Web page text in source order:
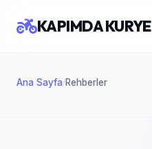
Ana Sayfa/Rehberler
KAPIMDA KURYE